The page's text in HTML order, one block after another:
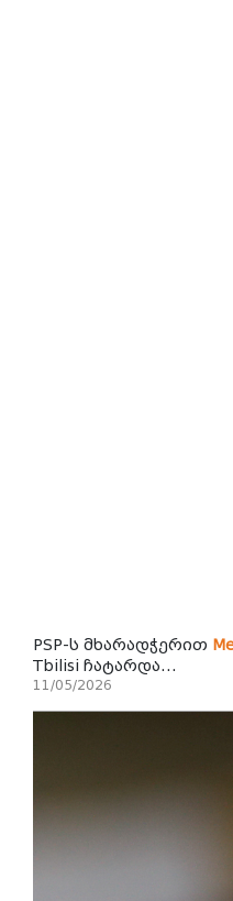
PSP-ს მხარადჭერით
Tbilisi ჩატარდა...
11/05/2026